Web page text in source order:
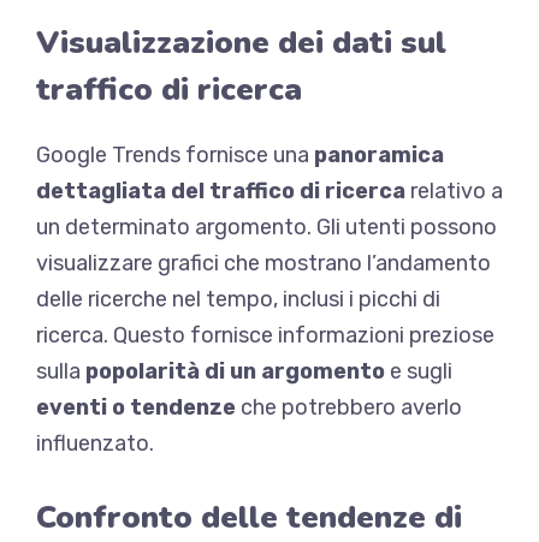
Visualizzazione dei dati sul
traffico di ricerca
Google Trends fornisce una panoramica
dettagliata del traffico di ricerca relativo a
un determinato argomento. Gli utenti possono
visualizzare grafici che mostrano l’andamento
delle ricerche nel tempo, inclusi i picchi di
ricerca. Questo fornisce informazioni preziose
sulla popolarità di un argomento e sugli
eventi o tendenze che potrebbero averlo
influenzato.
Confronto delle tendenze di